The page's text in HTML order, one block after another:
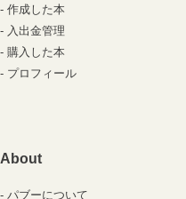
作成した本
入出金管理
購入した本
プロフィール
About
パブーについて